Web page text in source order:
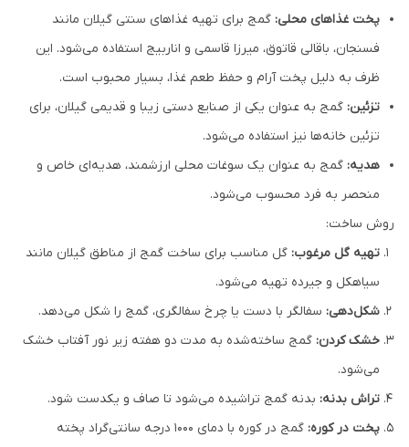
پخت غذاهای محلی: گمج برای تهیه غذاهای سنتی گیلان مانند
فسنجان، باقالی قاتوق، میرزا قاسمی و اناربیج استفاده می‌شود. این
ظرف به دلیل پخت آرام و حفظ طعم غذا، بسیار محبوب است.
تزئین: گمج به عنوان یکی از صنایع دستی زیبا و قدیمی گیلان، برای
تزئین خانه‌ها نیز استفاده می‌شود.
هدیه: گمج به عنوان یک سوغات محلی ارزشمند، هدیه‌ای خاص و
منحصر به فرد محسوب می‌شود.
روش ساخت:
تهیه گل مرغوب: گل مناسب برای ساخت گمج از مناطق گیلان مانند
سیاهکل و جیرده تهیه می‌شود.
شکل‌دهی: سفالگر با دست یا چرخ سفالگری، گمج را شکل می‌دهد.
خشک کردن: گمج ساخته‌شده به مدت دو هفته زیر نور آفتاب خشک
می‌شود.
تراش بدنه: بدنه گمج تراشیده می‌شود تا صاف و یکدست شود.
پخت در کوره:
گمج در کوره با دمای ۱۰۰۰ درجه سانتی‌گراد پخته